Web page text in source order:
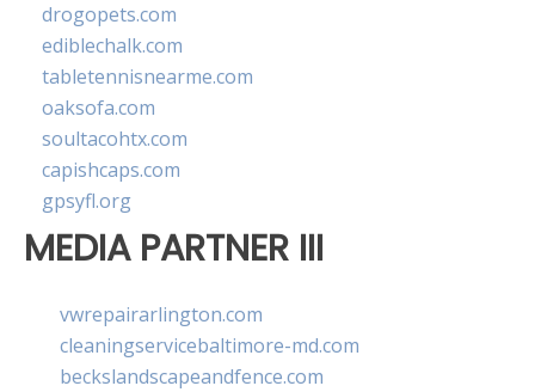
drogopets.com
ediblechalk.com
tabletennisnearme.com
oaksofa.com
soultacohtx.com
capishcaps.com
gpsyfl.org
MEDIA PARTNER III
vwrepairarlington.com
cleaningservicebaltimore-md.com
beckslandscapeandfence.com